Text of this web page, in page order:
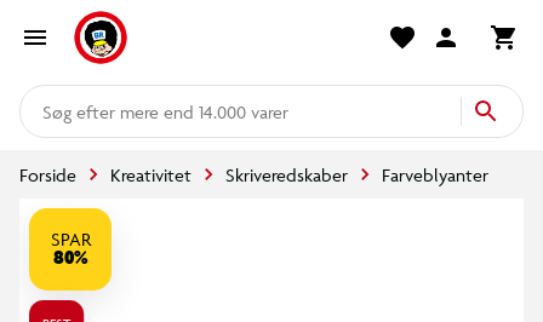
mere end 14.000 varer
Forside Kreativitet Skriveredskaber Farveblyanter
SPAR
80%